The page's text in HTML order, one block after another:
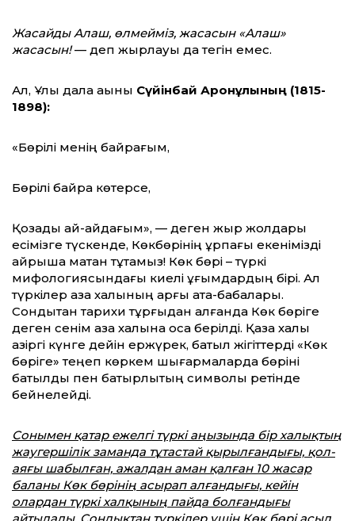
Жасайды Алаш, өлмейміз, жасасын «Алаш»
жасасын!— деп жырлауы да тегін емес.
Ал, Ұлы дала ақыны Сүйінбай Аронұлының (1815-
1898):
«Бөрілі менің байрағым,
Бөрілі байрақ көтерсе,
Қозады қай-қайдағым», — деген жыр жолдары
есімізге түскенде, Көкбөрінің ұрпағы екенімізді
айрықша мақтан тұтамыз! Көк бөрі – түркі
мифологиясындағы киелі ұғымдардың бірі. Ал
түркілер қазақ халқының арғы ата-бабалары.
Сондықтан тарихи тұрғыдан алғанда Көк бөріге
деген сенім қазақ халқына қоса берілді. Қазақ халқы
қазіргі күнге дейін ержүрек, батыл жігіттерді «Көк
бөріге» теңеп көркем шығармаларда бөріні
батылдық пен батырлықтың символы ретінде
бейнелейді.
Сонымен қатар ежелгі түркі аңызында бір халықтың
жаугершілік заманда тұтастай қырылғандығы, қол-
аяғы шабылған, ажалдан аман қалған 10 жасар
баланы Көк бөрінің асырап алғандығы, кейін
олардан түркі халқының пайда болғандығы